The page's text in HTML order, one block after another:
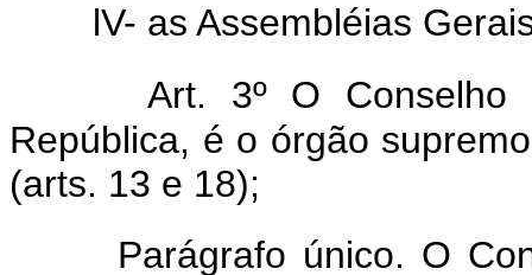
lV- as Assembléias
Art. 3º O
República, é o órgão
(arts. 13 e 18);
Parágrafo único. O